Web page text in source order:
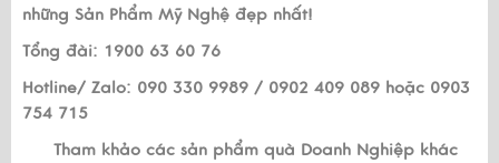
những Sản Phẩm Mỹ Nghệ đẹp nhất!
Tổng đài: 1900 63 60 76
Hotline/ Zalo: 090 330 9989 / 0902 409 089 hoặc 0903
754 715
Tham khảo các sản phẩm quà Doanh Nghiệp khác